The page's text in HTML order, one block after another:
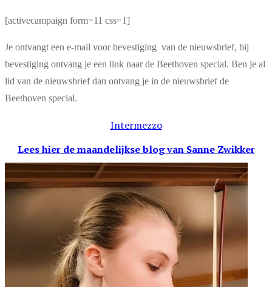
[activecampaign form=11 css=1]
Je ontvangt een e-mail voor bevestiging van de nieuwsbrief, bij
bevestiging ontvang je een link naar de Beethoven special. Ben je al
lid van de nieuwsbrief dan ontvang je in de nieuwsbrief de
Beethoven special.
Intermezzo
Lees hier de maandelijkse blogvan Sanne Zwikker